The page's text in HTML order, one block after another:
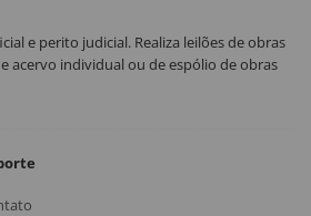
e perito judicial. Realiza leilões de obras
acervo individual ou de espólio de obras